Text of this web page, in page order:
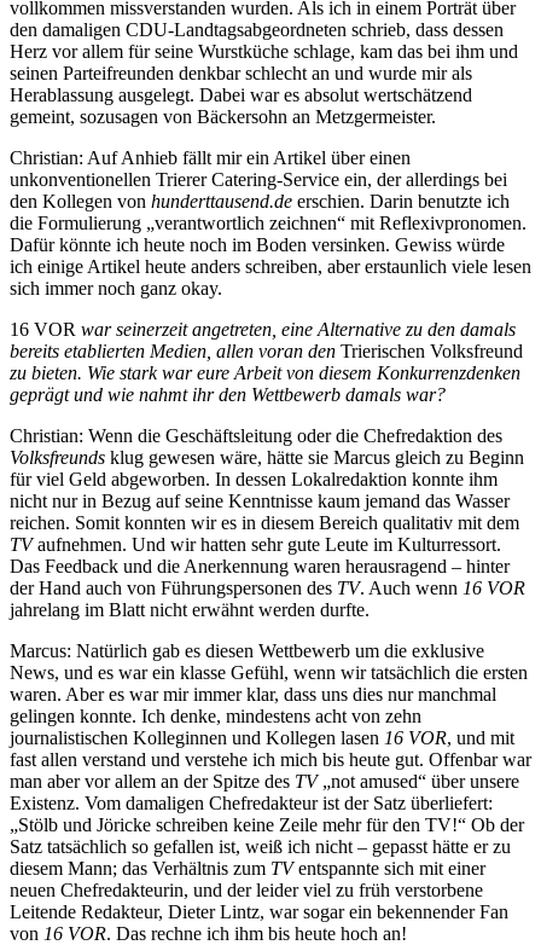
vollkommen missverstanden wurden. Als ich in einem Porträt über
den damaligen CDU-Landtagsabgeordneten schrieb, dass dessen
Herz vor allem für seine Wurstküche schlage, kam das bei ihm und
seinen Parteifreunden denkbar schlecht an und wurde mir als
Herablassung ausgelegt. Dabei war es absolut wertschätzend
gemeint, sozusagen von Bäckersohn an Metzgermeister.
Christian: Auf Anhieb fällt mir ein Artikel über einen
unkonventionellen Trierer Catering-Service ein, der allerdings bei
den Kollegen von hunderttausend.de erschien. Darin benutzte ich
die Formulierung „verantwortlich zeichnen“ mit Reflexivpronomen.
Dafür könnte ich heute noch im Boden versinken. Gewiss würde
ich einige Artikel heute anders schreiben, aber erstaunlich viele lesen
sich immer noch ganz okay.
16 VOR war seinerzeit angetreten, eine Alternative zu den damals
bereits etablierten Medien, allen voran den Trierischen Volksfreund
zu bieten. Wie stark war eure Arbeit von diesem Konkurrenzdenken
geprägt und wie nahmt ihr den Wettbewerb damals war?
Christian: Wenn die Geschäftsleitung oder die Chefredaktion des
Volksfreunds klug gewesen wäre, hätte sie Marcus gleich zu Beginn
für viel Geld abgeworben. In dessen Lokalredaktion konnte ihm
nicht nur in Bezug auf seine Kenntnisse kaum jemand das Wasser
reichen. Somit konnten wir es in diesem Bereich qualitativ mit dem
TVaufnehmen. Und wir hatten sehr gute Leute im Kulturressort.
Das Feedback und die Anerkennung waren herausragend – hinter
der Hand auch von Führungspersonen des TV. Auch wenn 16 VOR
jahrelang im Blatt nicht erwähnt werden durfte.
Marcus: Natürlich gab es diesen Wettbewerb um die exklusive
News, und es war ein klasse Gefühl, wenn wir tatsächlich die ersten
waren. Aber es war mir immer klar, dass uns dies nur manchmal
gelingen konnte. Ich denke, mindestens acht von zehn
journalistischen Kolleginnen und Kollegen lasen 16 VOR, und mit
fast allen verstand und verstehe ich mich bis heute gut. Offenbar war
man aber vor allem an der Spitze des TV„not amused“ über unsere
Existenz. Vom damaligen Chefredakteur ist der Satz überliefert:
„Stölb und Jöricke schreiben keine Zeile mehr für den TV!“ Ob der
Satz tatsächlich so gefallen ist, weiß ich nicht – gepasst hätte er zu
diesem Mann; das Verhältnis zum TVentspannte sich mit einer
neuen Chefredakteurin, und der leider viel zu früh verstorbene
Leitende Redakteur, Dieter Lintz, war sogar ein bekennender Fan
von 16 VOR. Das rechne ich ihm bis heute hoch an!